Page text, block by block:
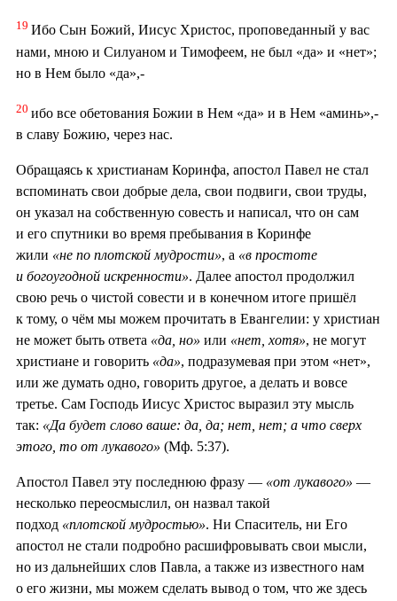
19 Ибо Сын Божий, Иисус Христос, проповеданный у вас
нами, мною и Силуаном и Тимофеем, не был «да» и «нет»;
но в Нем было «да»,-
20 ибо все обетования Божии в Нем «да» и в Нем «аминь»,-
в славу Божию, через нас.
Обращаясь к христианам Коринфа, апостол Павел не стал
вспоминать свои добрые дела, свои подвиги, свои труды,
он указал на собственную совесть и написал, что он сам
и его спутники во время пребывания в Коринфе
жили «не по плотской мудрости», а «в простоте
и богоугодной искренности». Далее апостол продолжил
свою речь о чистой совести и в конечном итоге пришёл
к тому, о чём мы можем прочитать в Евангелии: у христиан
не может быть ответа «да, но» или «нет, хотя», не могут
христиане и говорить «да», подразумевая при этом «нет»,
или же думать одно, говорить другое, а делать и вовсе
третье. Сам Господь Иисус Христос выразил эту мысль
так: «Да будет слово ваше: да, да; нет, нет; а что сверх
этого, то от лукавого» (Мф. 5:37).
Апостол Павел эту последнюю фразу — «от лукавого» —
несколько переосмыслил, он назвал такой
подход «плотской мудростью». Ни Спаситель, ни Его
апостол не стали подробно расшифровывать свои мысли,
но из дальнейших слов Павла, а также из известного нам
о его жизни, мы можем сделать вывод о том, что же здесь